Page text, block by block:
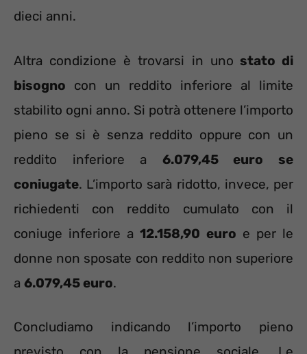
dieci anni.
Altra condizione è trovarsi in uno stato di
bisogno con un reddito inferiore al limite
stabilito ogni anno. Si potrà ottenere l’importo
pieno se si è senza reddito oppure con un
reddito inferiore a 6.079,45 euro se
coniugate. L’importo sarà ridotto, invece, per
richiedenti con reddito cumulato con il
coniuge inferiore a12.158,90 euro e per le
donne non sposate con reddito non superiore
a 6.079,45 euro.
Concludiamo indicando l’importo pieno